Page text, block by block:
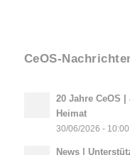
CeOS-
20 Jahre CeOS
Heimat
30/06/2026 - 10:00
News |